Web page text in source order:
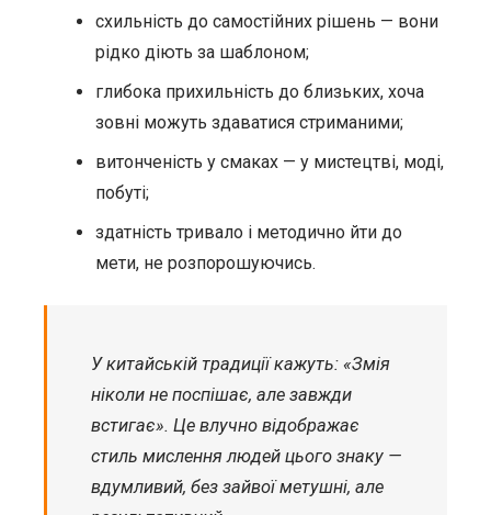
схильність до самостійних рішень — вони
рідко діють за шаблоном;
глибока прихильність до близьких, хоча
зовні можуть здаватися стриманими;
витонченість у смаках — у мистецтві, моді,
побуті;
здатність тривало і методично йти до
мети, не розпорошуючись.
У китайській традиції кажуть: «Змія
ніколи не поспішає, але завжди
встигає». Це влучно відображає
стиль мислення людей цього знаку —
вдумливий, без зайвої метушні, але